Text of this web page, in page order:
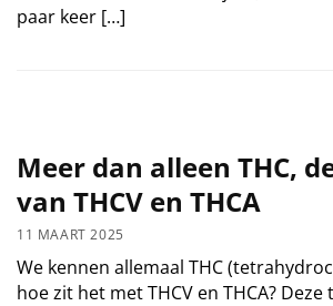
paar keer […]
Meer dan alleen THC,
van THCV en THCA
11 MAART 2025
We kennen allemaal THC
hoe zit het met THCV en THCA? Deze